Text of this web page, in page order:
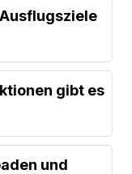
gibt es
und